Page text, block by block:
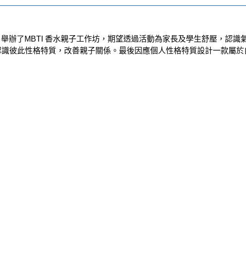
舉辦了 MBTI 香水親子工作坊，期望透過活動為家長及學生舒壓，認識
彼此性格特質，改善親子關係。最後因應個人性格特質設計一款屬